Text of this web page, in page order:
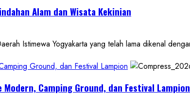
Alam dan Wisata Kekinian
Istimewa Yogyakarta yang telah lama dikenal
Ground, dan Festival Lampion
Camping Ground, dan Festival Lampion